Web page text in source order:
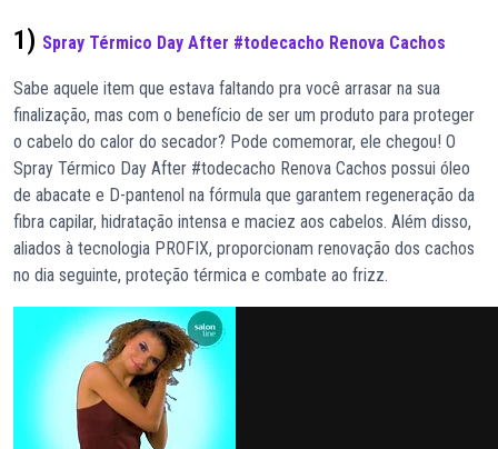
1) Spray Térmico Day After #todecacho Renova Cachos
Sabe aquele item que estava faltando pra você arrasar na sua
finalização, mas com o benefício de ser um produto para proteger
o cabelo do calor do secador? Pode comemorar, ele chegou! O
Spray Térmico Day After #todecacho Renova Cachos possui óleo
de abacate e D-pantenol na fórmula que garantem regeneração da
fibra capilar, hidratação intensa e maciez aos cabelos. Além disso,
aliados à tecnologia PROFIX, proporcionam renovação dos cachos
no dia seguinte, proteção térmica e combate ao frizz.